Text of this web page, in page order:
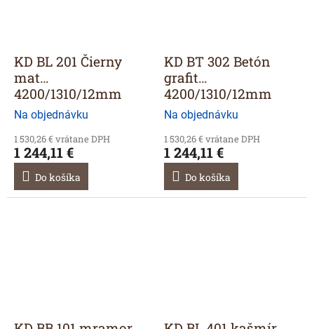
KD BL 201 Čierny
mat
4200/1310/12mm
Na objednávku
1 530,26 € vrátane DPH
1 244,11 €
Do košíka
KD BT 302 Betón
grafit
4200/1310/12mm
Na objednávku
1 530,26 € vrátane DPH
1 244,11 €
Do košíka